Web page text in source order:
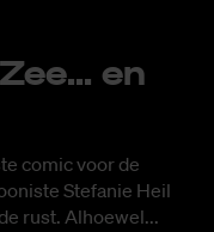
en
comic voor de
Stefanie Heil
rust. Alhoewel...